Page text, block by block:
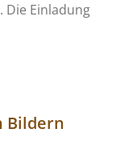
Die Einladung
Bildern